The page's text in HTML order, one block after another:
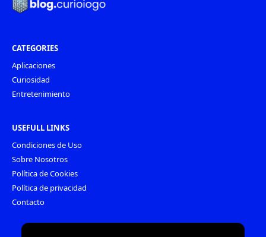
CATEGORIES
Aplicaciones
Curiosidad
Entretenimiento
USEFULL LINKS
Condiciones de Uso
Sobre Nosotros
Política de Cookies
Política de privacidad
Contacto